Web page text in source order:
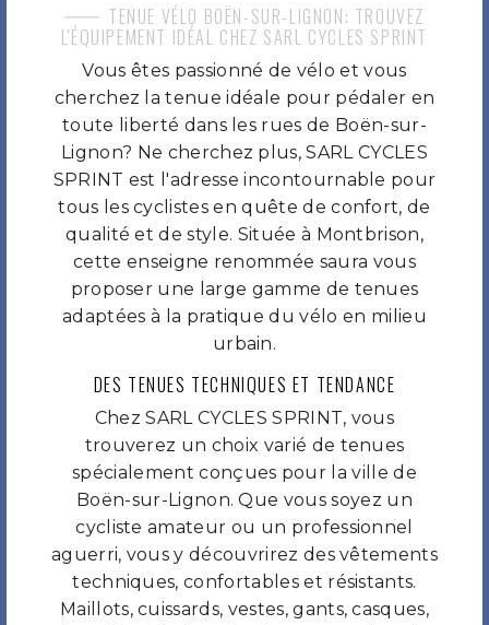
TENUE VÉLO BOËN-SUR-LIGNON: TROUVEZ
L'ÉQUIPEMENT IDÉAL CHEZ SARL CYCLES SPRINT
Vous êtes passionné de vélo et vous
cherchez la tenue idéale pour pédaler en
toute liberté dans les rues de Boën-sur-
Lignon? Ne cherchez plus, SARL CYCLES
SPRINT est l'adresse incontournable pour
tous les cyclistes en quête de confort, de
qualité et de style. Située à Montbrison,
cette enseigne renommée saura vous
proposer une large gamme de tenues
adaptées à la pratique du vélo en milieu
urbain.
DES TENUES TECHNIQUES ET TENDANCE
Chez SARL CYCLES SPRINT, vous
trouverez un choix varié de tenues
spécialement conçues pour la ville de
Boën-sur-Lignon. Que vous soyez un
cycliste amateur ou un professionnel
aguerri, vous y découvrirez des vêtements
techniques, confortables et résistants.
Maillots, cuissards, vestes, gants, casques,